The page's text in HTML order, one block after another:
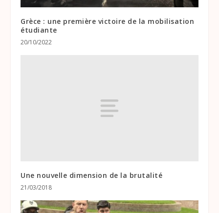
Grèce : une première victoire de la mobilisation
étudiante
20/10/2022
Une nouvelle dimension de la brutalité
21/03/2018